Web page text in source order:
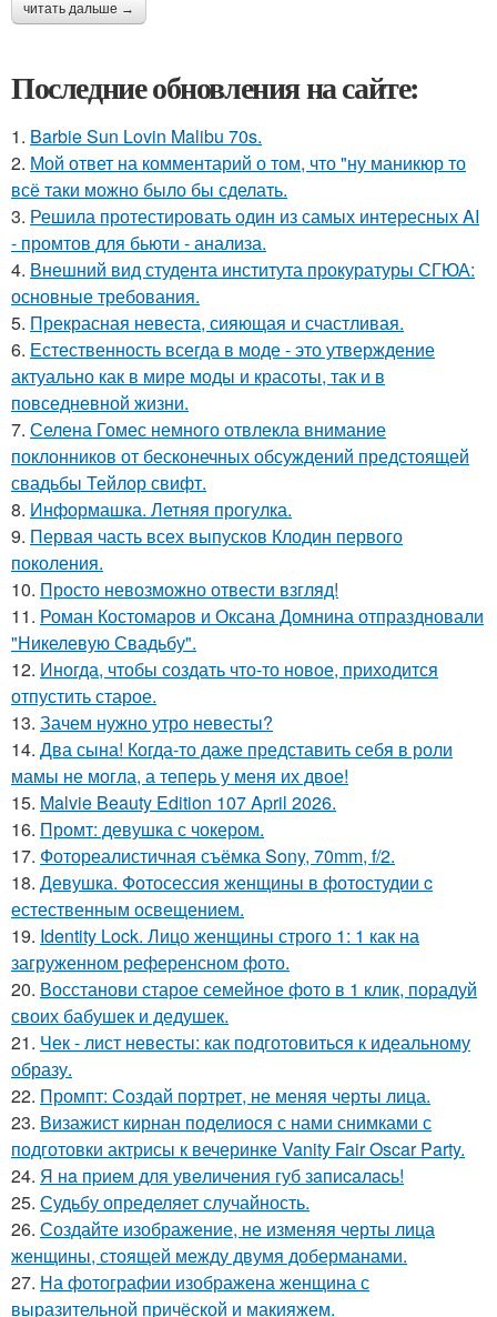
читать дальше →
Последние обновления на сайте:
1. Barbie Sun Lovin Malibu 70s.
2. Мой ответ на комментарий о том, что "ну маникюр то
всё таки можно было бы сделать.
3. Решила протестировать один из самых интересных AI
- промтов для бьюти - анализа.
4. Внешний вид студента института прокуратуры СГЮА:
основные требования.
5. Прекрасная невеста, сияющая и счастливая.
6. Естественность всегда в моде - это утверждение
актуально как в мире моды и красоты, так и в
повседневной жизни.
7. Селена Гомес немного отвлекла внимание
поклонников от бесконечных обсуждений предстоящей
свадьбы Тейлор свифт.
8. Информашка. Летняя прогулка.
9. Первая часть всех выпусков Клодин первого
поколения.
10. Просто невозможно отвести взгляд!
11. Роман Костомаров и Оксана Домнина отпраздновали
"Никелевую Свадьбу".
12. Иногда, чтобы создать что-то новое, приходится
отпустить старое.
13. Зачем нужно утро невесты?
14. Два сына! Когда-то даже представить себя в роли
мамы не могла, а теперь у меня их двое!
15. Malvie Beauty Edition 107 April 2026.
16. Промт: девушка с чокером.
17. Фотореалистичная съёмка Sony, 70mm, f/2.
18. Девушка. Фотосессия женщины в фотостудии c
естественным освещением.
19. Identity Lock. Лицо женщины строго 1: 1 как на
загруженном референсном фото.
20. Восстанови старое семейное фото в 1 клик, порадуй
своих бабушек и дедушек.
21. Чек - лист невесты: как подготовиться к идеальному
образу.
22. Промпт: Создай портрет, не меняя черты лица.
23. Визажист кирнан поделиося с нами снимками с
подготовки актрисы к вечеринке Vanity Fair Oscar Party.
24. Я нa пpиeм для увeличeния губ зaпиcaлacь!
25. Судьбу определяет случайность.
26. Создайте изображение, не изменяя черты лица
женщины, стоящей между двумя доберманами.
27. На фотографии изображена женщина с
выразительной причёской и макияжем.